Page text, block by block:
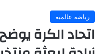
رياضة عالمية
اتحاد الكرة